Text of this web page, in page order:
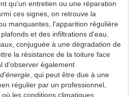
qu'un entretien ou une réparation
ces signes, on retrouve la
manquantes, l'apparition régulière
et des infiltrations d'eau.
conjuguée à une dégradation de
la résistance de la toiture face
d'observer également
, qui peut être due à une
régulier par un professionnel,
les conditions climatiques